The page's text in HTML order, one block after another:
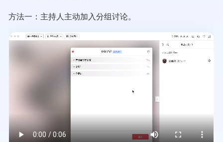
方法一：主持人主动加入分组讨论。
Video